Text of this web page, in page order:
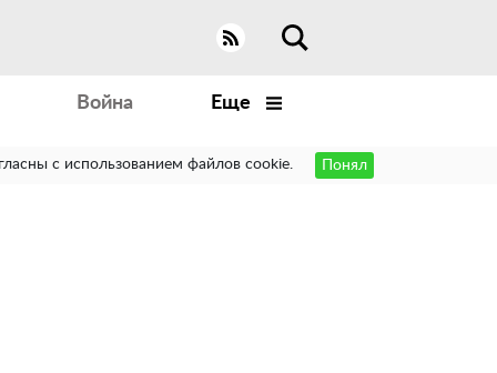
Война Еще
с использованием файлов cookie. Понял